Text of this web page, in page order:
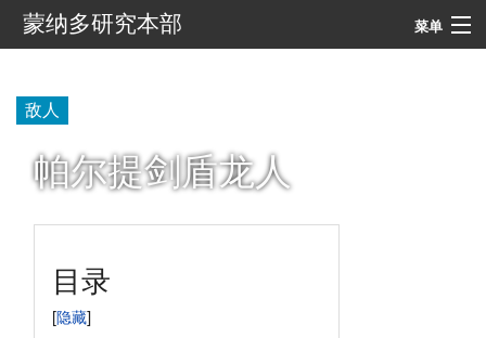
蒙纳多研究本部 菜单
敌人
帕尔提剑盾龙人
目录